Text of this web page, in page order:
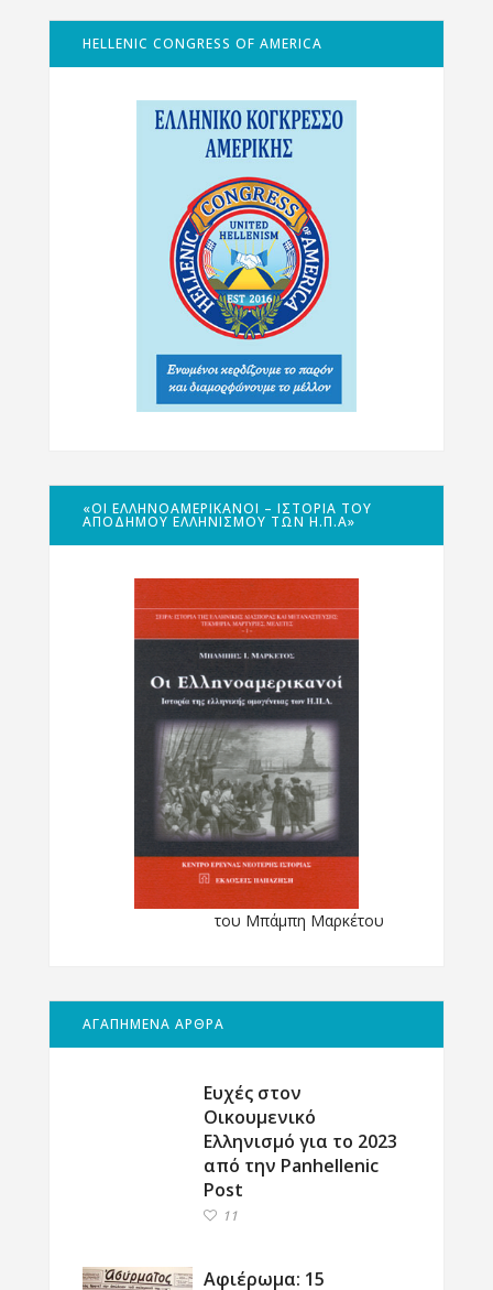
HELLENIC CONGRESS OF AMERICA
«ΟΙ ΕΛΛΗΝΟΑΜΕΡΙΚΑΝΟΊ – ΙΣΤΟΡΊΑ ΤΟΥ
ΑΠΌΔΗΜΟΥ ΕΛΛΗΝΙΣΜΟΎ ΤΩΝ Η.Π.Α»
του Μπάμπη Μαρκέτου
ΑΓΑΠΗΜΕΝΑ ΑΡΘΡΑ
Ευχές στον
Οικουμενικό
Ελληνισμό για το 2023
από την Panhellenic
Post
11
Αφιέρωμα: 15